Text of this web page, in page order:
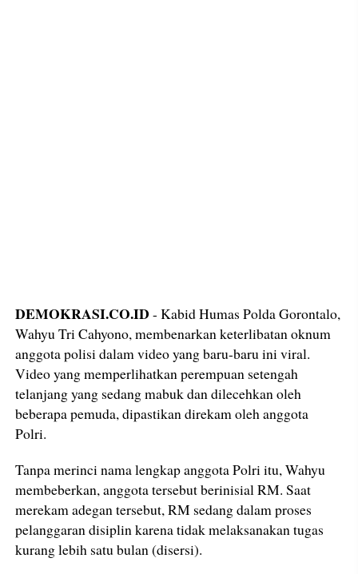
DEMOKRASI.CO.ID - Kabid Humas Polda Gorontalo,
Wahyu Tri Cahyono, membenarkan keterlibatan oknum
anggota polisi dalam video yang baru-baru ini viral.
Video yang memperlihatkan perempuan setengah
telanjang yang sedang mabuk dan dilecehkan oleh
beberapa pemuda, dipastikan direkam oleh anggota
Polri.
Tanpa merinci nama lengkap anggota Polri itu, Wahyu
membeberkan, anggota tersebut berinisial RM. Saat
merekam adegan tersebut, RM sedang dalam proses
pelanggaran disiplin karena tidak melaksanakan tugas
kurang lebih satu bulan (disersi).